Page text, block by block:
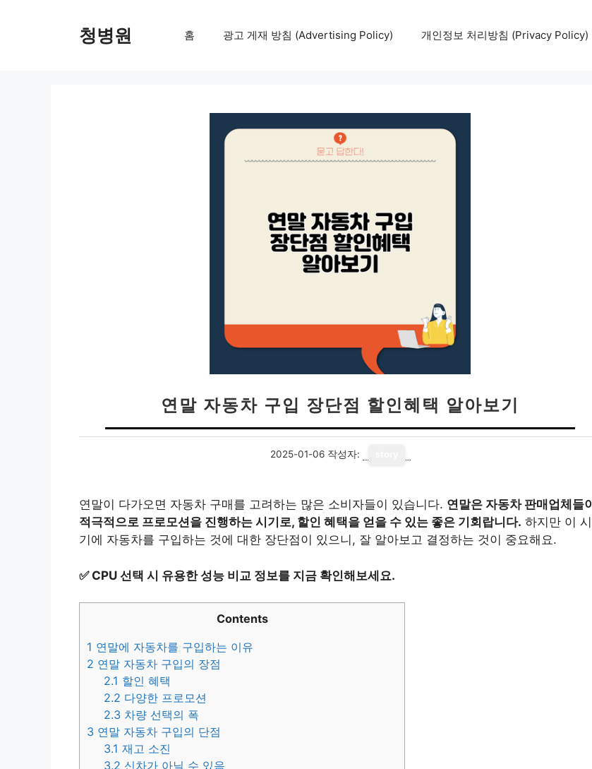
청병원 홈 광고 게재 방침 (Advertising Policy) 개인정보 처리방침 (Privacy Policy)
연말 자동차 구입 장단점 할인혜택 알아보기
2025-01-06 작성자:
연말이 다가오면 자동차 구매를 고려하는 많은 소비자들이 있습니다. 연말은 자동차 판매업체들이
적극적으로 프로모션을 진행하는 시기로, 할인 혜택을 얻을 수 있는 좋은 기회랍니다. 하지만 이 시
기에 자동차를 구입하는 것에 대한 장단점이 있으니, 잘 알아보고 결정하는 것이 중요해요.
✅ CPU 선택 시 유용한 성능 비교 정보를 지금 확인해보세요.
Contents
1 연말에 자동차를 구입하는 이유
2 연말 자동차 구입의 장점
2.1 할인 혜택
2.2 다양한 프로모션
2.3 차량 선택의 폭
3 연말 자동차 구입의 단점
3.1 재고 소진
3.2 신차가 아닐 수 있음